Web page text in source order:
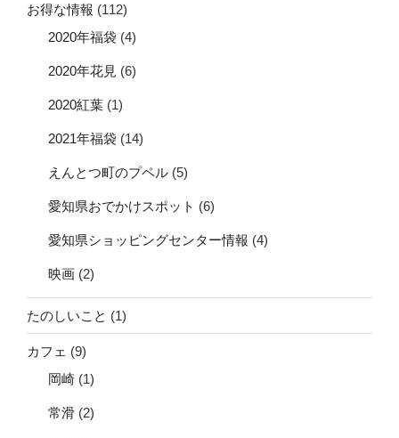
お得な情報 (112)
2020年福袋 (4)
2020年花見 (6)
2020紅葉 (1)
2021年福袋 (14)
えんとつ町のプペル (5)
愛知県おでかけスポット (6)
愛知県ショッピングセンター情報 (4)
映画 (2)
たのしいこと (1)
カフェ (9)
岡崎 (1)
常滑 (2)